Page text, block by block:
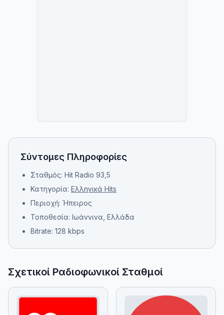
Σύντομες Πληροφορίες
Σταθμός: Hit Radio 93,5
Κατηγορία: Ελληνικά Hits
Περιοχή: Ήπειρος
Τοποθεσία: Ιωάννινα, Ελλάδα
Bitrate: 128 kbps
Σχετικοί Ραδιοφωνικοί Σταθμοί